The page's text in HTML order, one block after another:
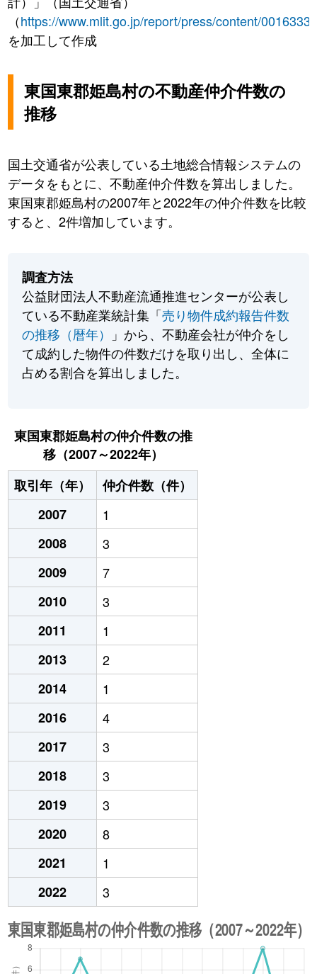
（https://www.mlit.go.jp/report/press/content/
を加工して作成
東国東郡姫島村の不動産仲介件数の
推移
国土交通省が公表している土地総合情報システムの
データをもとに、不動産仲介件数を算出しました。
東国東郡姫島村の2007年と2022年の仲介件数を比較
すると、2件増加しています。
調査方法
公益財団法人不動産流通推進センターが公表し
ている不動産業統計集「売り物件成約報告件数
の推移（暦年）
」から、不動産会社が仲介をし
て成約した物件の件数だけを取り出し、全体に
占める割合を算出しました。
東国東郡姫島村の仲介件数の推
移（2007～2022年）
取引年（年）
仲介件数（件）
2007
1
2008
3
2009
7
2010
3
2011
1
2013
2
2014
1
2016
4
2017
3
2018
3
2019
3
2020
8
2021
1
2022
3